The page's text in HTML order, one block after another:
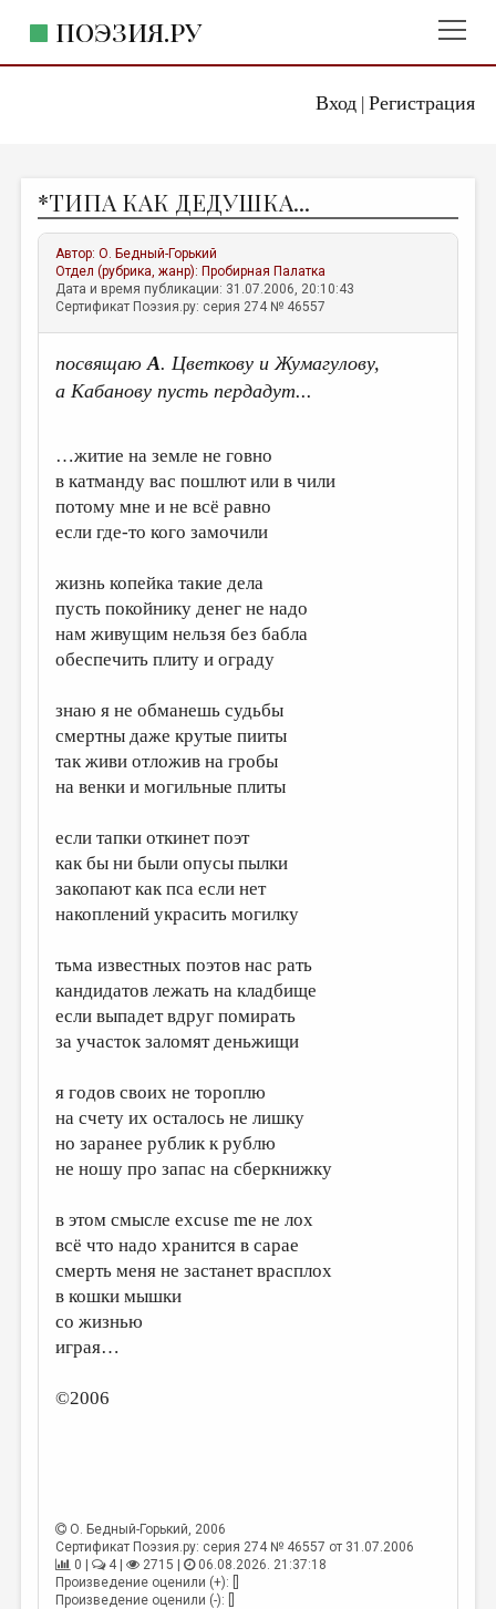
Вход| Регистрация
ПОЭЗИЯ.РУ
ЖАНРЫ
АВТОРЫ
КОММЕНТАРИИ
ЛИТСАЛОН
НОВОСТИ
ПРАВИЛА САЙТА
ОТДЕЛЫ И РУБРИКИ
ИЗБРАННОЕ
ДАЙДЖЕСТ
ПЕРЕВОДЫ
КОНКУРСЫ
КНИЖНАЯ ПОЛКА
ОБЗОР ЛИТЕРАТУРЫ
СТРАНИЦЫ ПАМЯТИ
ОБЪЯВЛЕНИЯ
КОЛОНКА РЕДАКТОРА
РЕДКОЛЛЕГИЯ
ОТ РЕДАКЦИИ
МАЛАЯ ПРОЗА
ЭССЕИСТИКА
КУЛЬТУРОВЕДЕНИЕ
ПУБЛИЦИСТИКА
ЦИКЛЫ ПУБЛИКАЦИЙ
ТРЕДИАКОВСКИЙ
МЕДИА
ВКОНТАКТЕ
*ТИПА КАК ДЕДУШКА...
Автор:О. Бедный-Горький
Отдел (рубрика, жанр): Пробирная Палатка
Дата и время публикации: 31.07.2006, 20:10:43
Сертификат Поэзия.ру: серия 274 № 46557
посвящаюА. Цветкову и Жумагулову,
а Кабанову пусть пердадут...
…житие на земле не говно
в катманду вас пошлют или в чили
потому мне и не всё равно
если где-то кого замочили
жизнь копейка такие дела
пусть покойнику денег не надо
нам живущим нельзя без бабла
обеспечить плиту и ограду
знаю я не обманешь судьбы
смертны даже крутые пииты
так живи отложив на гробы
на венки и могильные плиты
если тапки откинет поэт
как бы ни были опусы пылки
закопают как пса если нет
накоплений украсить могилку
тьма известных поэтов нас рать
кандидатов лежать на кладбище
если выпадет вдруг помирать
за участок заломят деньжищи
я годов своих не тороплю
на счету их осталось не лишку
но заранее рублик к рублю
не ношу про запас на сберкнижку
в этом смысле excuse me не лох
всё что надо хранится в сарае
смерть меня не застанет врасплох
в кошки мышки
со жизнью
играя…
©2006
О. Бедный-Горький , 2006
Сертификат Поэзия.ру: серия 274 № 46557 от 31.07.2006
0 |
4 | 2715 |
06.08.2026. 21:37:18
Произведение оценили (+): []
Произведение оценили (-): []